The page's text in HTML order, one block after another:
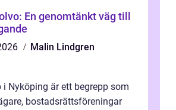
En genomtänkt väg till
Malin Lindgren
i Nyköping är ett begrepp som
bostadsrättsföreningar